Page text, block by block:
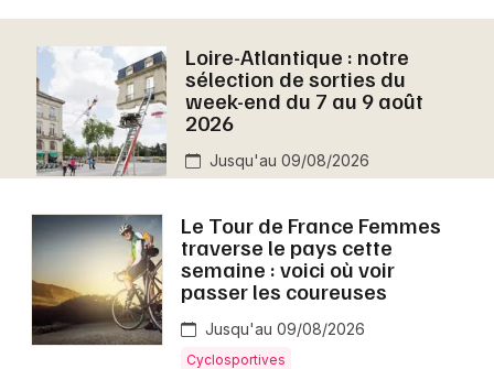
Foires & salons
Spectacles
Concerts
Sports
Sorties famille
Montpellier
Nantes
Nice
Paris
Strasbourg
Toulouse
Toutes les villes
Loire-Atlantique : notre
sélection de sorties du
week-end du 7 au 9 août
2026
Jusqu'au 09/08/2026
Le Tour de France Femmes
traverse le pays cette
semaine : voici où voir
passer les coureuses
Jusqu'au 09/08/2026
Cyclosportives